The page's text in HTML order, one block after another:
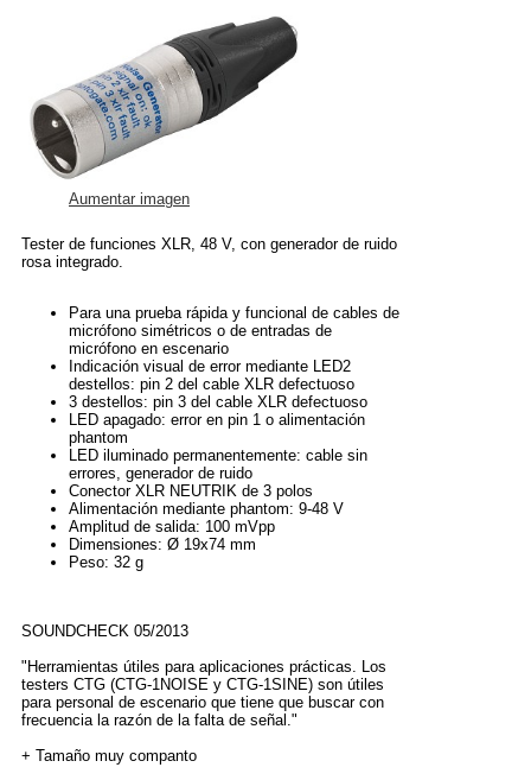
Aumentar imagen
Tester de funciones XLR, 48 V, con generador de ruido
rosa integrado.
Para una prueba rápida y funcional de cables de
micrófono simétricos o de entradas de
micrófono en escenario
Indicación visual de error mediante LED2
destellos: pin 2 del cable XLR defectuoso
3 destellos: pin 3 del cable XLR defectuoso
LED apagado: error en pin 1 o alimentación
phantom
LED iluminado permanentemente: cable sin
errores, generador de ruido
Conector XLR NEUTRIK de 3 polos
Alimentación mediante phantom: 9-48 V
Amplitud de salida: 100 mVpp
Dimensiones: Ø 19x74 mm
Peso: 32 g
SOUNDCHECK 05/2013
"Herramientas útiles para aplicaciones prácticas. Los
testers CTG (CTG-1NOISE y CTG-1SINE) son útiles
para personal de escenario que tiene que buscar con
frecuencia la razón de la falta de señal."
+ Tamaño muy companto